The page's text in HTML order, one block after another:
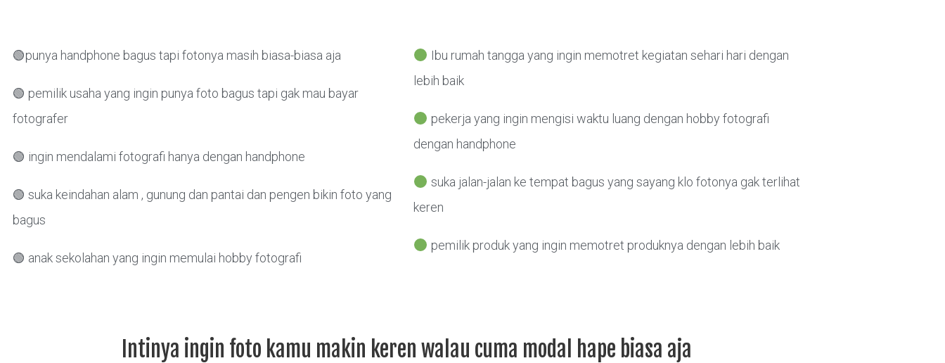
🟢punya handphone bagus tapi fotonya masih biasa-biasa aja
🟢 pemilik usaha yang ingin punya foto bagus tapi gak mau bayar
fotografer
🟢 ingin mendalami fotografi hanya dengan handphone
🟢 suka keindahan alam , gunung dan pantai dan pengen bikin foto yang
bagus
🟢 anak sekolahan yang ingin memulai hobby fotografi
Ibu rumah tangga yang ingin memotret kegiatan sehari hari dengan
lebih baik
pekerja yang ingin mengisi waktu luang dengan hobby fotografi
dengan handphone
suka jalan-jalan ke tempat bagus yang sayang klo fotonya gak terlihat
keren
pemilik produk yang ingin memotret produknya dengan lebih baik
Intinya ingin foto kamu makin keren walau cuma modal hape biasa aja